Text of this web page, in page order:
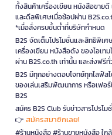
ทั้งสินค้าเครื่องเขียน หนังสือขาย
และดีลพิเศษเมื่อช้อปผ่าน
*เมื่อสั่งครบขั้นต่ำที่บริษัทกำหนด
B2S จัดเต็มโปรโมชั่นและสิทธิพิเ
เครื่องเขียน หนังสือดัง ของไอเ
ผ่าน B2S.co.th เท่านั้น และส่งฟรี
B2S มีทุกอย่างตอบโจทย์ทุกไลฟ์ส
ของเล่นเสริมพัฒนาการ หรือเฟอ
B2S
สมัคร B2S Club รับข่าวสารโปรโ
👉 สมัครสมาชิกเลย!
#ร้านหนังสือ #ร้านขายหนังสือ ใก